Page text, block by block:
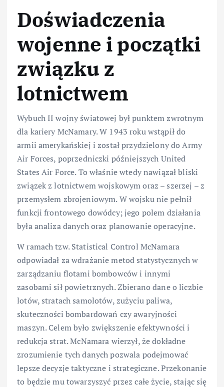
Doświadczenia
wojenne i początki
związku z
lotnictwem
Wybuch II wojny światowej był punktem zwrotnym
dla kariery McNamary. W 1943 roku wstąpił do
armii amerykańskiej i został przydzielony do Army
Air Forces, poprzedniczki późniejszych United
States Air Force. To właśnie wtedy nawiązał bliski
związek z lotnictwem wojskowym oraz – szerzej – z
przemysłem zbrojeniowym. W wojsku nie pełnił
funkcji frontowego dowódcy; jego polem działania
była analiza danych oraz planowanie operacyjne.
W ramach tzw. Statistical Control McNamara
odpowiadał za wdrażanie metod statystycznych w
zarządzaniu flotami bombowców i innymi
zasobami sił powietrznych. Zbierano dane o liczbie
lotów, stratach samolotów, zużyciu paliwa,
skuteczności bombardowań czy awaryjności
maszyn. Celem było zwiększenie efektywności i
redukcja strat. McNamara wierzył, że dokładne
zrozumienie tych danych pozwala podejmować
lepsze decyzje taktyczne i strategiczne. Przekonanie
to będzie mu towarzyszyć przez całe życie, stając się